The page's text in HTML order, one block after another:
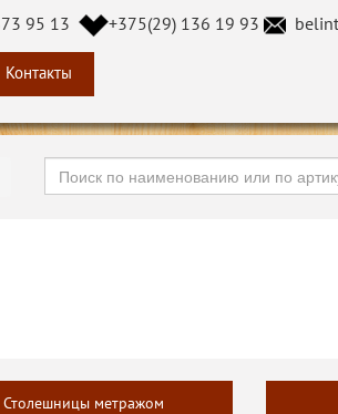
95 13 +375(29) 136 19 93
Контакты
Столешницы метражом